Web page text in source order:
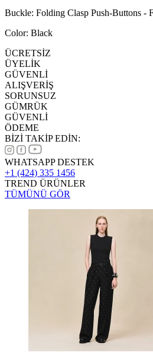
Buckle: Folding Clasp Push-Buttons -
Color: Black
ÜCRETSİZ
ÜYELİK
GÜVENLİ
ALIŞVERİŞ
SORUNSUZ
GÜMRÜK
GÜVENLİ
ÖDEME
BİZİ TAKİP EDİN:
WHATSAPP DESTEK
+1 (424) 335 1456
TREND ÜRÜNLER
TÜMÜNÜ GÖR